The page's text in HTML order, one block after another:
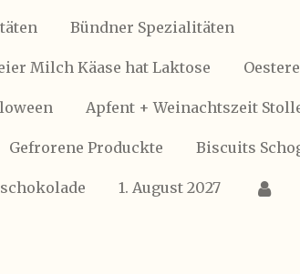
Bündner Spezialitäten
Milch Käase hat Laktose
Apfent + Weinachtszeit
Gefrorene Produckte Biscuits
1. August 2027